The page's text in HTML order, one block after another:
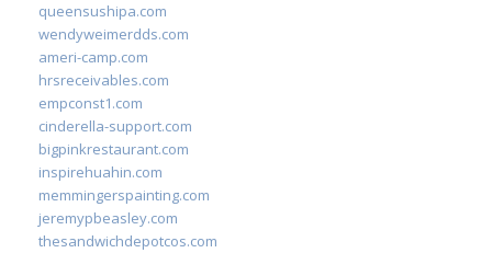
queensushipa.com
wendyweimerdds.com
ameri-camp.com
hrsreceivables.com
empconst1.com
cinderella-support.com
bigpinkrestaurant.com
inspirehuahin.com
memmingerspainting.com
jeremypbeasley.com
thesandwichdepotcos.com